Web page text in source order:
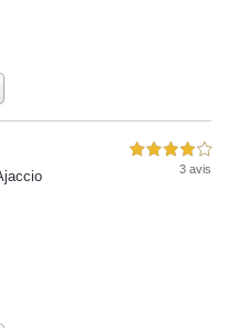
4,0 étoiles sur 5
3 avis